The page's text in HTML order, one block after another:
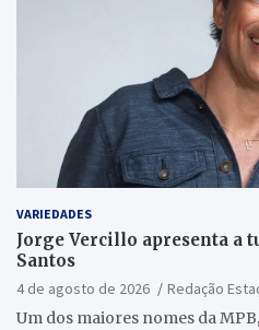
VARIEDADES
Jorge Vercillo apresenta a
Santos
4 de agosto de 2026
Redação
Um dos maiores nomes da